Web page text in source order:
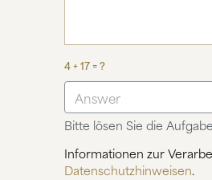
4 + 17 = ?
Bitte lösen Sie die
Informationen zur
Datenschutzhinweisen.